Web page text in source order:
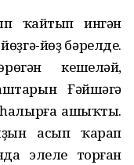
ҡайтып ингән
йөҙ бәрелде.
кешеләй,
Ғәйшәгә
һалырға ашыҡты.
асып ҡарап
элеүле торған